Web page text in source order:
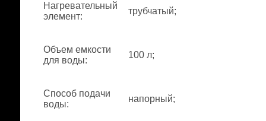
Нагревательный
элемент:
трубчатый;
Объем емкости
для воды:
100 л;
Способ подачи
воды:
напорный;